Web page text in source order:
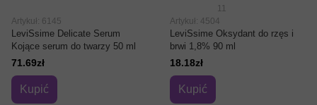
Artykuł: 6145
LeviSsime Delicate Serum
Kojące serum do twarzy 50 ml
71.69zł
Kupić
11
Artykuł: 4504
LeviSsime Oksydant do rzęs i
brwi 1,8% 90 ml
18.18zł
Kupić